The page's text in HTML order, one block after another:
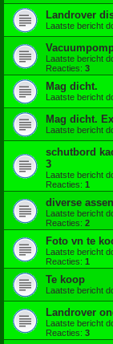
Landrover
Laatste bericht
Laatste bericht
Reacties: 3
Mag dicht.
Laatste bericht
Mag dicht.
Laatste bericht
schutbord
3
Laatste bericht
Reacties: 1
diverse
Laatste bericht
Reacties: 2
Foto vn te
Laatste bericht
Reacties: 1
Te koop
Laatste bericht
Landrover
Laatste bericht
Reacties: 3